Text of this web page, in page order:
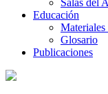
Salas del
Educación
Glosario
Publicaciones